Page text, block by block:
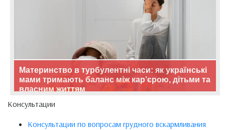
Материнство в турбулентні часи: як українські
мами тримають баланс між кар’єрою, дітьми та
власним життям
Консультации
Консультации по вопросам грудного вскармливания